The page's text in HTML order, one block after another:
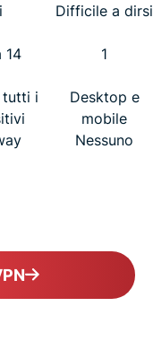
Difficile a dirsi
14 1
tutti i
Desktop e
mobile
Nessuno